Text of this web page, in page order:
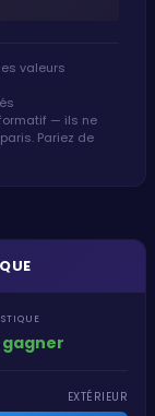
valeurs
— ils ne
Pariez de
gagner
EXTÉRIEUR